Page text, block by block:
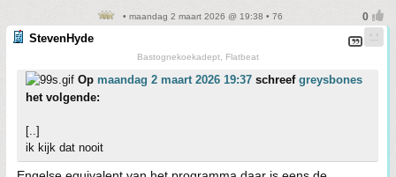
• maandag 2 maart 2026 @ 19:38 • 76
StevenHyde
Bastognekoekadept, Flatbeat
Op maandag 2 maart 2026 19:37 schreef greysbones
het volgende:
[..]
ik kijk dat nooit